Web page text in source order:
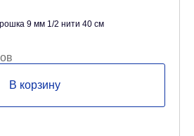
9 мм 1/2 нити 40 см
В корзину